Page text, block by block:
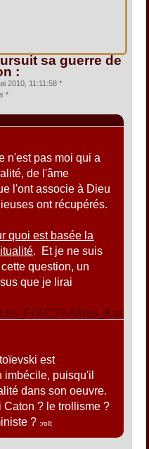
sa guerre de
:
2010, 11:11:58 *
*
n'est pas moi qui a
de l'âme
l'ont associe à Dieu
ont récupérés.
quoi est basée la
. Et je ne suis
question, un
que je lirai
est
imbécile, puisqu'il
dans son oeuvre.
Caton ? le trollisme ?
?:roll: